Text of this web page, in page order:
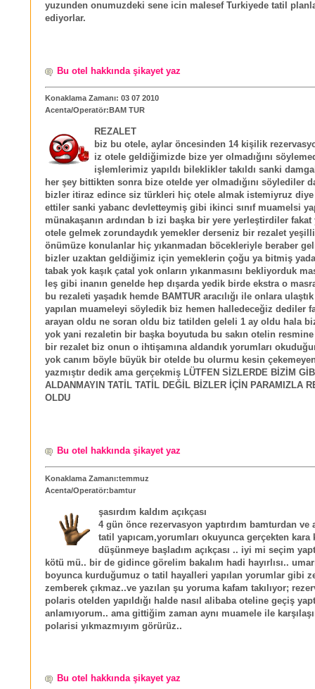
yuzunden onumuzdeki sene icin malesef Turkiyede tatil
ediyorlar.
Bu otel hakkında şikayet yaz
Konaklama Zamanı: 03 07 2010
Acenta/Operatör:BAM TUR
REZALET
biz bu otele, aylar öncesinden 14 kişilik
iz otele geldiğimizde bize yer olmadığını
işlemlerimiz yapıldı bileklikler takıldı sanki
her şey bittikten sonra bize otelde yer olmadığını söylediler
bizler itiraz edince siz türkleri hiç otele almak istemiyruz diye
ettiler sanki yabanc devletteymiş gibi ikinci sınıf muamelsi
münakaşanın ardından b izi başka bir yere yerleştirdiler fakat
otele gelmek zorundaydık yemekler derseniz bir rezalet
önümüze konulanlar hiç yıkanmadan böcekleriyle beraber
bizler uzaktan geldiğimiz için yemeklerin çoğu ya bitmiş
tabak yok kaşık çatal yok onların yıkanmasını bekliyorduk
leş gibi inanın genelde hep dışarda yedik birde ekstra o
bu rezaleti yaşadık hemde BAMTUR aracılığı ile onlara
yapılan muameleyi söyledik biz hemen halledeceğiz dediler
arayan oldu ne soran oldu biz tatilden geleli 1 ay oldu hala
yok yani rezaletin bir başka boyutuda bu sakın otelin resmine
bir rezalet biz onun o ihtişamına aldandık yorumları
yok canım böyle büyük bir otelde bu olurmu kesin
yazmıştır dedik ama gerçekmiş LÜTFEN SİZLERDE BİZİM
ALDANMAYIN TATİL TATİL DEĞİL BİZLER İÇİN PARAMIZLA
OLDU
Bu otel hakkında şikayet yaz
Konaklama Zamanı:temmuz
Acenta/Operatör:bamtur
şasırdım kaldım açıkçası
4 gün önce rezervasyon yaptırdım bamturdan ve
tatil yapıcam,yorumları okuyunca gerçekten kara
düşünmeye başladım açıkçası .. iyi mi seçim
kötü mü.. bir de gidince görelim bakalım hadi hayırlısı..
boyunca kurduğumuz o tatil hayalleri yapılan yorumlar gibi
zemberek çıkmaz..ve yazılan şu yoruma kafam takılıyor;
polaris otelden yapıldığı halde nasıl alibaba oteline geçiş
anlamıyorum.. ama gittiğim zaman aynı muamele ile
polarisi yıkmazmıyım görürüz..
Bu otel hakkında şikayet yaz